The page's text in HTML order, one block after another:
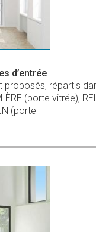
d’entrée
proposés, répartis
(porte vitrée),
(porte